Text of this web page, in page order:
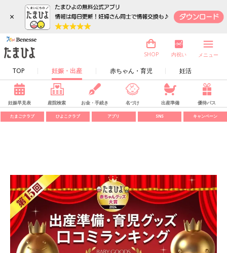
×
TOP 妊娠・出産 赤ちゃん・育児 妊活
SHOP 内祝い メニュー
妊娠早見表 産院検索 お金・手続き 名づけ 出産準備 優待パス
たまごクラブ ひよこクラブ アプリ SNS キャンペーン